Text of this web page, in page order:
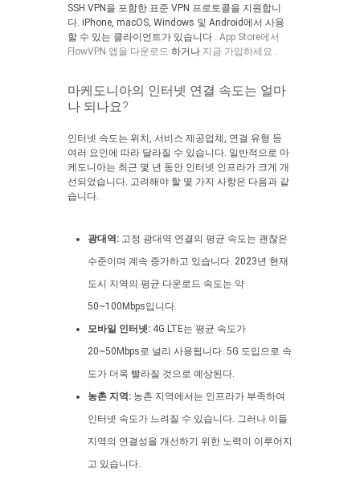
SSH VPN을 포함한 표준 VPN 프로토콜을 지원합니
다. iPhone, macOS, Windows 및 Android에서 사용
할 수 있는 클라이언트가 있습니다 . App Store에서
FlowVPN 앱을 다운로드 하거나 지금 가입하세요 .
마케도니아의 인터넷 연결 속도는 얼마
나 되나요?
인터넷 속도는 위치, 서비스 제공업체, 연결 유형 등
여러 요인에 따라 달라질 수 있습니다. 일반적으로 마
케도니아는 최근 몇 년 동안 인터넷 인프라가 크게 개
선되었습니다. 고려해야 할 몇 가지 사항은 다음과 같
습니다.
광대역: 고정 광대역 연결의 평균 속도는 괜찮은
수준이며 계속 증가하고 있습니다. 2023년 현재
도시 지역의 평균 다운로드 속도는 약
50~100Mbps입니다.
모바일 인터넷: 4G LTE는 평균 속도가
20~50Mbps로 널리 사용됩니다. 5G 도입으로 속
도가 더욱 빨라질 것으로 예상된다.
농촌 지역: 농촌 지역에서는 인프라가 부족하여
인터넷 속도가 느려질 수 있습니다. 그러나 이들
지역의 연결성을 개선하기 위한 노력이 이루어지
고 있습니다.